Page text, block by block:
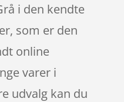
i den kendte
som er den
online
varer i
udvalg kan du